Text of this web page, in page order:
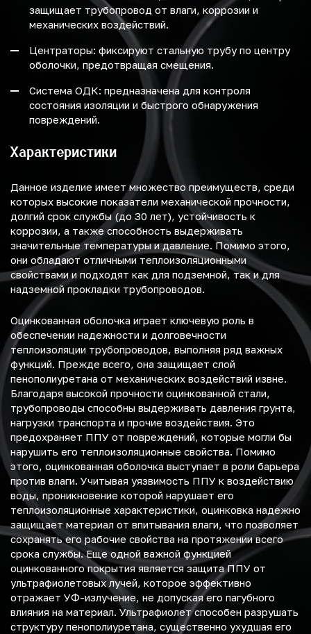
защищает трубопровод от влаги, коррозии и
механических воздействий.
Центраторы: фиксируют стальную трубу по центру
оболочки, предотвращая смещения.
Система ОДК: предназначена для контроля
состояния изоляции и быстрого обнаружения
повреждений.
Характеристики
Данное изделие имеет множество преимуществ, среди
которых высокие показатели механической прочности,
долгий срок службы (до 30 лет), устойчивость к
коррозии, а также способность выдерживать
значительные температуры и давление. Помимо этого,
они обладают отличными теплоизоляционными
свойствами и подходят как для подземной, так и для
надземной прокладки трубопроводов.
Оцинкованная оболочка играет ключевую роль в
обеспечении надежности и долговечности
теплоизоляции трубопроводов, выполняя ряд важных
функций. Прежде всего, она защищает слой
пенополиуретана от механических воздействий извне.
Благодаря высокой прочности оцинкованной стали,
трубопроводы способны выдерживать давления грунта,
нагрузки транспорта и прочие воздействия. Это
предохраняет ППУ от повреждений, которые могли бы
нарушить его теплоизоляционные свойства. Помимо
этого, оцинкованная оболочка выступает в роли барьера
против влаги. Учитывая уязвимость ППУ к воздействию
воды, проникновение которой нарушает его
теплоизоляционные характеристики, оцинковка надежно
защищает материал от впитывания влаги, что позволяет
сохранять его рабочие свойства на протяжении всего
срока службы. Еще одной важной функцией
оцинкованного покрытия является защита ППУ от
ультрафиолетовых лучей, которое эффективно
отражает УФ-излучение, не допуская его пагубного
влияния на материал. Ультрафиолет способен разрушать
структуру пенополиуретана, существенно ухудшая его